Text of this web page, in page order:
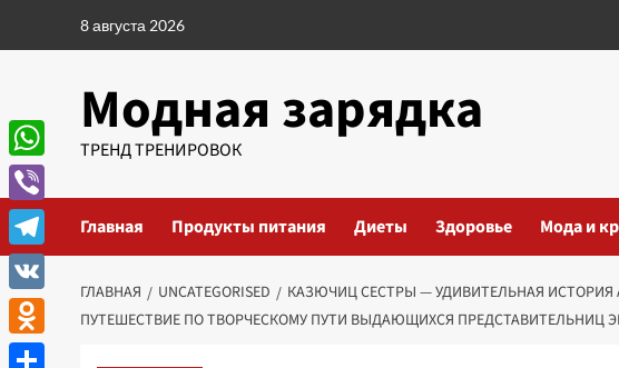
8 августа 2026
Модная зарядка
ТРЕНД ТРЕНИРОВОК
Главная Продукты питания Диеты Здоровье Мода и
ГЛАВНАЯ UNCATEGORISED
КАЗЮЧИЦ СЕСТРЫ — УДИВИТЕЛЬНАЯ ИСТОРИЯ
ПУТЕШЕСТВИЕ ПО ТВОРЧЕСКОМУ ПУТИ ВЫДАЮЩИХСЯ ПРЕДСТАВИТЕЛЬНИЦ
WhatsApp
Viber
Telegram
VK
Odnoklassniki